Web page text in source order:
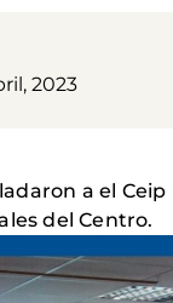
2023
a el
del Centro.